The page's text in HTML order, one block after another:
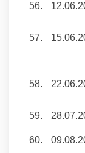
56.
57.
58.
59.
60.